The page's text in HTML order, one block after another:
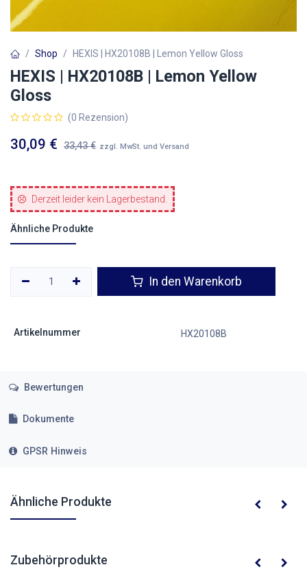
Shop HEXIS | HX20108B | Lemon Yellow Gloss
HEXIS | HX20108B | Lemon Yellow
Gloss
(0 Rezension)
30,09 € 33,43€ zzgl. MwSt. und Versand
Derzeit leider kein Lagerbestand.
Ähnliche Produkte
In den Warenkorb
Artikelnummer HX20108B
Bewertungen
Dokumente
GPSR Hinweis
Ähnliche Produkte
Zubehörprodukte